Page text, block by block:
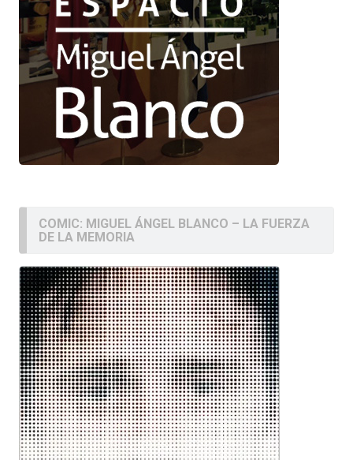
COMIC: MIGUEL ÁNGEL BLANCO – LA FUERZA
DE LA MEMORIA